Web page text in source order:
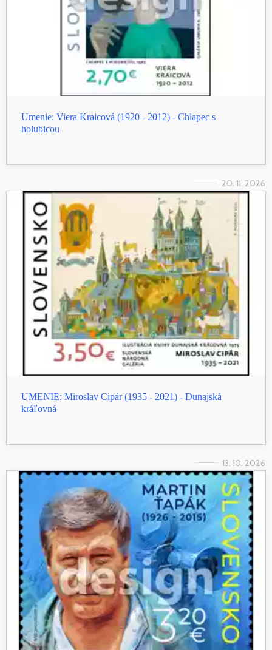
Umenie: Viera Kraicová (1920 - 2012) - Chlapec s
holubicou
20. 11. 2026
UMENIE: Miroslav Cipár (1935 - 2021) - Dunajská
kráľovná
13. 10. 2026